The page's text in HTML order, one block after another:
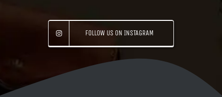
FOLLOW US ON INSTAGRAM